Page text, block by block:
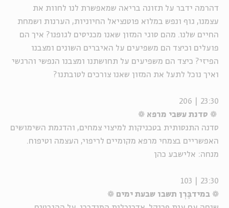
דהרמה ידבר על תזונה בריאה שמאפשרת לנו לחוות את
עצמנו, גוף ונפש במלוא פוטנציאל החיוניות, הערנות ושמחת
החיים שלנו. מהם סוגי המזון שאנו מכניסים לגופנו? איך הם
פועלים וכיצד הם משפיעים על האיברים השונים ומצבנו
הפיזי? כיצד הם משפיעים על תחושתנו ומצבנו הנפשי והרגשי
ואיך נוכל לתעל את המזון שאנו צורכים לטובתנו?
23:30 | 206
❁ סדנת עשבי מרפא ❁
סדנה התנסותית בטכניקות למיצוי צמחים, והדגמת השימושים
האפשריים בצמחי מרפא מקומיים לריפוי, העצמה וטיפוח.
מנחה: אלישבע כהן
23:30 | 103
❁ במידבֶּרְן תשבו שבעת ימים ❁